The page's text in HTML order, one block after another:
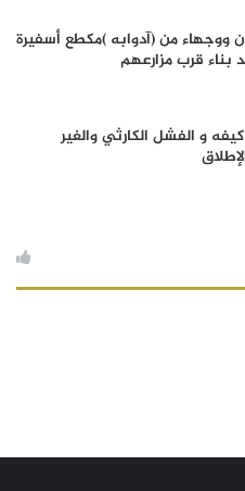
ووجهاء من (آدوابه )مكطع أسفيرة
بناء قرب مزارعهم
و الفشل الكارثي والغير